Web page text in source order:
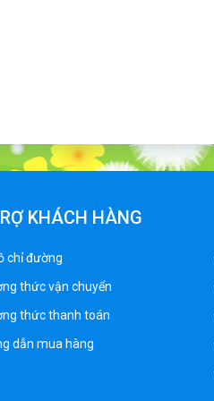
KHÁCH HÀNG
chỉ đường
thức vận chuyển
thức thanh toán
dẫn mua hàng